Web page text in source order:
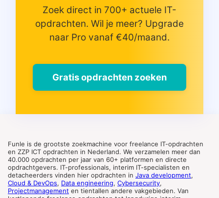
Zoek direct in 700+ actuele IT-
opdrachten. Wil je meer? Upgrade
naar Pro vanaf €40/maand.
Gratis opdrachten zoeken
Funle is de grootste zoekmachine voor freelance IT-opdrachten
en ZZP ICT opdrachten in Nederland. We verzamelen meer dan
40.000 opdrachten per jaar van 60+ platformen en directe
opdrachtgevers. IT-professionals, interim IT-specialisten en
detacheerders vinden hier opdrachten in Java development,
Cloud & DevOps, Data engineering, Cybersecurity,
Projectmanagement en tientallen andere vakgebieden. Van